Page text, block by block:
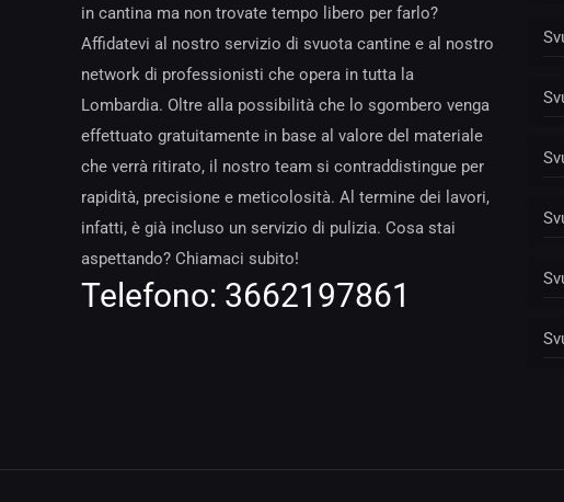
in cantina ma non trovate tempo libero per farlo?
Affidatevi al nostro servizio di svuota cantine e al nostro
network di professionisti che opera in tutta la
Lombardia. Oltre alla possibilità che lo sgombero venga
effettuato gratuitamente in base al valore del materiale
che verrà ritirato, il nostro team si contraddistingue per
rapidità, precisione e meticolosità. Al termine dei lavori,
infatti, è già incluso un servizio di pulizia. Cosa stai
aspettando? Chiamaci subito!
Telefono: 3662197861